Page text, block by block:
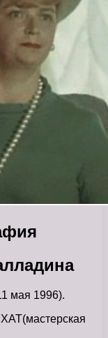
мая 1996).